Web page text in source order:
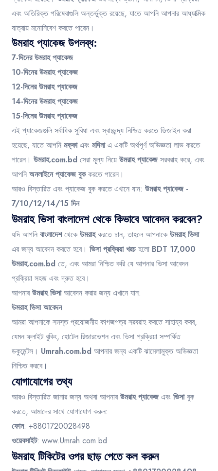
এবং অতিরিক্ত পরিষেবাগুলি অন্তর্ভুক্ত রয়েছে, যাতে আপনি আপনার আধ্যাত্মিক
যাত্রায় মনোনিবেশ করতে পারেন।
উমরাহ প্যাকেজ উপলব্ধ:
7-দিনের উমরাহ প্যাকেজ
10-দিনের উমরাহ প্যাকেজ
12-দিনের উমরাহ প্যাকেজ
14-দিনের উমরাহ প্যাকেজ
15-দিনের উমরাহ প্যাকেজ
এই প্যাকেজগুলি সর্বাধিক সুবিধা এবং স্বাচ্ছন্দ্য নিশ্চিত করতে ডিজাইন করা
হয়েছে, যাতে আপনি মক্কাএবং মদিনাএ একটি অর্থপূর্ণ অভিজ্ঞতা লাভ করতে
পারেন। উমরাহ.com.bd সেরা মূল্য নিয়ে উমরাহ প্যাকেজসরবরাহ করে, এবং
আপনি অনলাইনে প্যাকেজ বুককরতে পারেন।
আরও বিস্তারিত এবং প্যাকেজ বুক করতে এখানে যান: উমরাহ প্যাকেজ -
7/10/12/14/15 দিন
উমরাহ ভিসা বাংলাদেশ থেকে কিভাবে আবেদন করবেন?
যদি আপনি বাংলাদেশথেকে উমরাহকরতে চান, তাহলে আপনাকে উমরাহ ভিসা
এর জন্য আবেদন করতে হবে। ভিসা প্রক্রিয়া খরচ হলো BDT 17,000
উমরাহ.com.bd তে, এবং আমরা নিশ্চিত করি যে আপনার ভিসা আবেদন
প্রক্রিয়া সহজ এবং দ্রুত হবে।
আপনারউমরাহ ভিসাআবেদন করার জন্য এখানে যান:
উমরাহ ভিসা আবেদন
আমরা আপনাকে সমস্ত প্রয়োজনীয় কাগজপত্র সরবরাহ করতে সাহায্য করব,
যেমন ফ্লাইট বুকিং, হোটেল রিজারভেশন এবং ভিসা প্রক্রিয়া সম্পর্কিত
ডকুমেন্টস। Umrah.com.bd আপনার জন্য একটি ঝামেলামুক্ত অভিজ্ঞতা
নিশ্চিত করবে।
যোগাযোগের তথ্য
আরও বিস্তারিত জানার জন্য অথবা আপনারউমরাহ প্যাকেজএবং ভিসাবুক
করতে, আমাদের সাথে যোগাযোগ করুন:
ফোন: +8801720028498
ওয়েবসাইট: www.Umrah.com.bd
উমরাহ টিকিটের ওপর ছাড় পেতে কল করুন